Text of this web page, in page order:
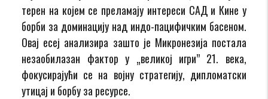
терен на којем се преламају интереси САД и Кине у
борби за доминацију над индо-пацифичким басеном.
Овај есеј анализира зашто је Микронезија постала
незаобилазан фактор у „великој игри” 21. века,
фокусирајући се на војну стратегију, дипломатски
утицај и борбу за ресурсе.